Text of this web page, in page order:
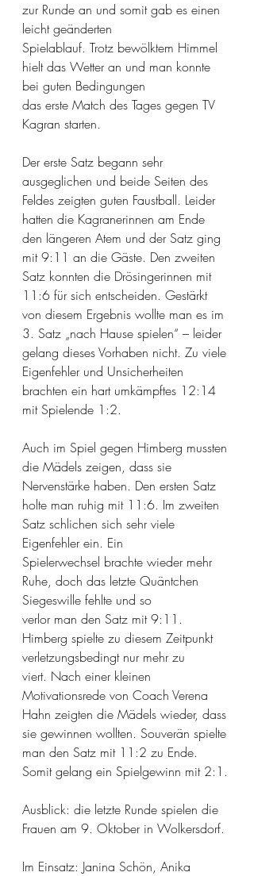
zur Runde an und somit gab es einen
leicht geänderten
Spielablauf. Trotz bewölktem Himmel
hielt das Wetter an und man konnte
bei guten Bedingungen
das erste Match des Tages gegen TV
Kagran starten.
Der erste Satz begann sehr
ausgeglichen und beide Seiten des
Feldes zeigten guten Faustball. Leider
hatten die Kagranerinnen am Ende
den längeren Atem und der Satz ging
mit 9:11 an die Gäste. Den zweiten
Satz konnten die Drösingerinnen mit
11:6 für sich entscheiden. Gestärkt
von diesem Ergebnis wollte man es im
3. Satz „nach Hause spielen“ – leider
gelang dieses Vorhaben nicht. Zu viele
Eigenfehler und Unsicherheiten
brachten ein hart umkämpftes 12:14
mit Spielende 1:2.
Auch im Spiel gegen Himberg mussten
die Mädels zeigen, dass sie
Nervenstärke haben. Den ersten Satz
holte man ruhig mit 11:6. Im zweiten
Satz schlichen sich sehr viele
Eigenfehler ein. Ein
Spielerwechsel brachte wieder mehr
Ruhe, doch das letzte Quäntchen
Siegeswille fehlte und so
verlor man den Satz mit 9:11.
Himberg spielte zu diesem Zeitpunkt
verletzungsbedingt nur mehr zu
viert. Nach einer kleinen
Motivationsrede von Coach Verena
Hahn zeigten die Mädels wieder, dass
sie gewinnen wollten. Souverän spielte
man den Satz mit 11:2 zu Ende.
Somit gelang ein Spielgewinn mit 2:1.
Ausblick: die letzte Runde spielen die
Frauen am 9. Oktober in Wolkersdorf.
Im Einsatz: Janina Schön, Anika